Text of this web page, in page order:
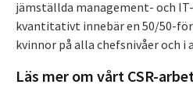
jämställda management- och
kvantitativt innebär en 50/50-
kvinnor på alla chefsnivåer och
Läs mer om vårt CSR-